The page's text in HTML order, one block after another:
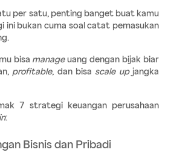
per satu, penting banget buat kamu
ini bukan cuma soal catat pemasukan
bisa manage uang dengan bijak biar
profitable, dan bisa scale up jangka
7 strategi keuangan perusahaan
:
Bisnis dan Pribadi